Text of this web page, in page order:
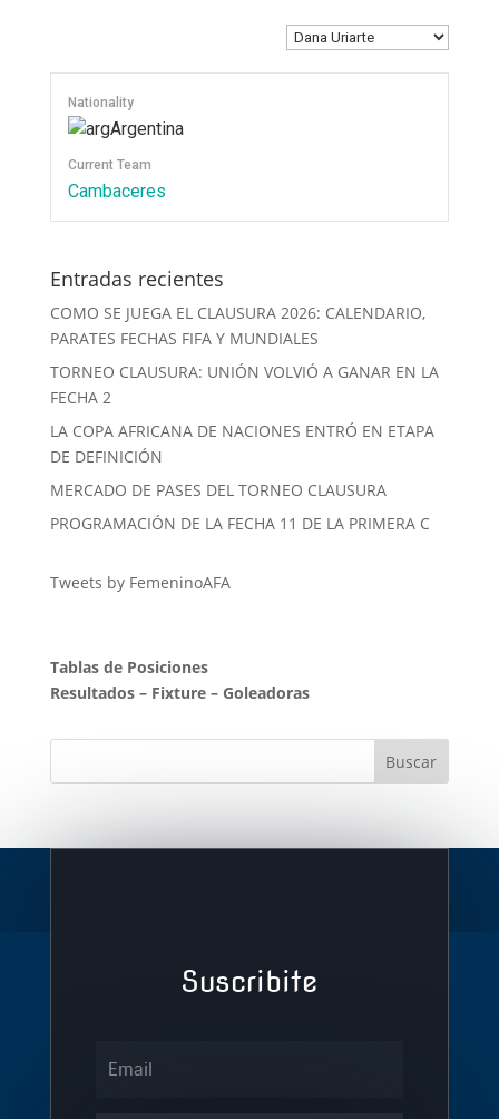
Nationality
Argentina
Current Team
Cambaceres
Entradas recientes
COMO SE JUEGA EL CLAUSURA 2026: CALENDARIO,
PARATES FECHAS FIFA Y MUNDIALES
TORNEO CLAUSURA: UNIÓN VOLVIÓ A GANAR EN LA
FECHA 2
LA COPA AFRICANA DE NACIONES ENTRÓ EN ETAPA
DE DEFINICIÓN
MERCADO DE PASES DEL TORNEO CLAUSURA
PROGRAMACIÓN DE LA FECHA 11 DE LA PRIMERA C
Tweets by FemeninoAFA
Tablas de Posiciones
Resultados– Fixture– Goleadoras
Suscribite